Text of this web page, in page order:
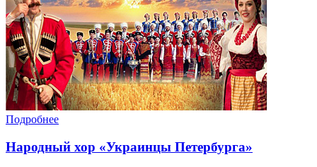
Подробнее
Народный хор «Украинцы Петербурга»